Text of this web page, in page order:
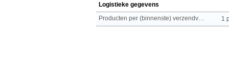
Logistieke gegevens
1